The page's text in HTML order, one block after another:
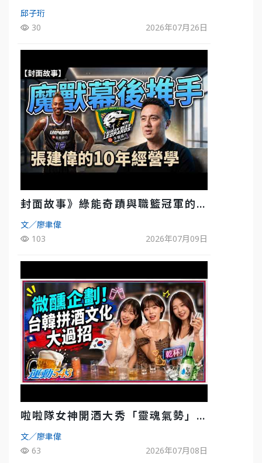
汰前夕大混戰，蔡尚樺驚艷：一個比一
個會-ep2
邱子珩
30
2026年07月26日
封面故事》綠能奇蹟與職籃冠軍的背
後！雲豹創辦人張建偉做客《封面故
事》大談「心酸創業學」
文／廖聿偉
103
2026年07月09日
啦啦隊女神開酒大秀「靈魂氣勢」！
《運動543》微醺企劃台韓拼酒文化大過
招
文／廖聿偉
63
2026年07月08日